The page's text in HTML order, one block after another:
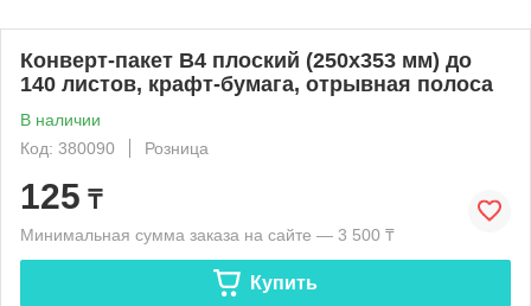
Конверт-пакет В4 плоский (250х353 мм) до
140 листов, крафт-бумага, отрывная полоса
В наличии
Код: 380090
Розница
125 ₸
Минимальная сумма заказа на сайте — 3 500 ₸
Купить